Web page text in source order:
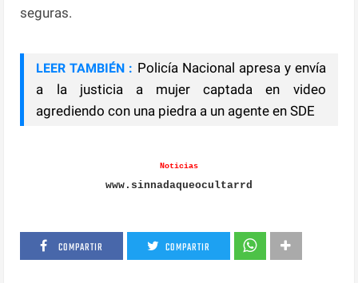
seguras.
LEER TAMBIÉN : Policía Nacional apresa y envía
a la justicia a mujer captada en video
agrediendo con una piedra a un agente en SDE
Noticias
www.sinnadaqueocultarrd
COMPARTIR COMPARTIR